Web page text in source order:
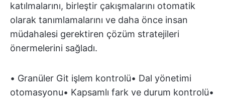
katılmalarını, birleştir çakışmalarını otomatik
olarak tanımlamalarını ve daha önce insan
müdahalesi gerektiren çözüm stratejileri
önermelerini sağladı.
• Granüler Git işlem kontrolü• Dal yönetimi
otomasyonu• Kapsamlı fark ve durum kontrolü•